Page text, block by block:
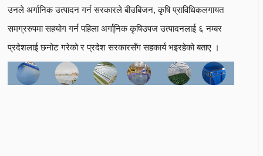
उनले अर्गानिक उत्पादन गर्न सरकारले बीउबिजन, कृषि प्राविधिकलगायत
समग्ररुपमा सहयोग गर्न पहिला अर्गा्निक कृषिउपज उत्पादनलाई ६ नम्बर
प्रदेशलाई छनोट गरेको र प्रदेश सरकारसँग सहकार्य भइरहेको बताए ।